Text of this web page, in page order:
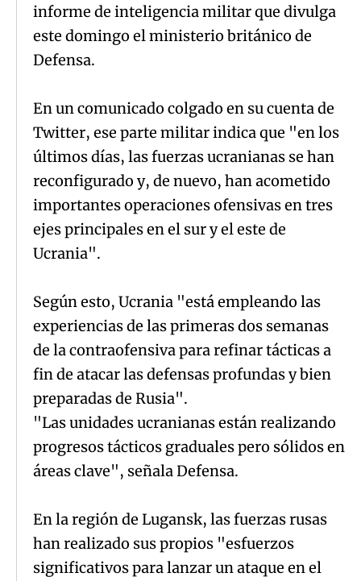
informe de inteligencia militar que divulga
este domingo el ministerio británico de
Defensa.
En un comunicado colgado en su cuenta de
Twitter, ese parte militar indica que "en los
últimos días, las fuerzas ucranianas se han
reconfigurado y, de nuevo, han acometido
importantes operaciones ofensivas en tres
ejes principales en el sur y el este de
Ucrania".
Según esto, Ucrania "está empleando las
experiencias de las primeras dos semanas
de la contraofensiva para refinar tácticas a
fin de atacar las defensas profundas y bien
preparadas de Rusia".
"Las unidades ucranianas están realizando
progresos tácticos graduales pero sólidos en
áreas clave", señala Defensa.
En la región de Lugansk, las fuerzas rusas
han realizado sus propios "esfuerzos
significativos para lanzar un ataque en el